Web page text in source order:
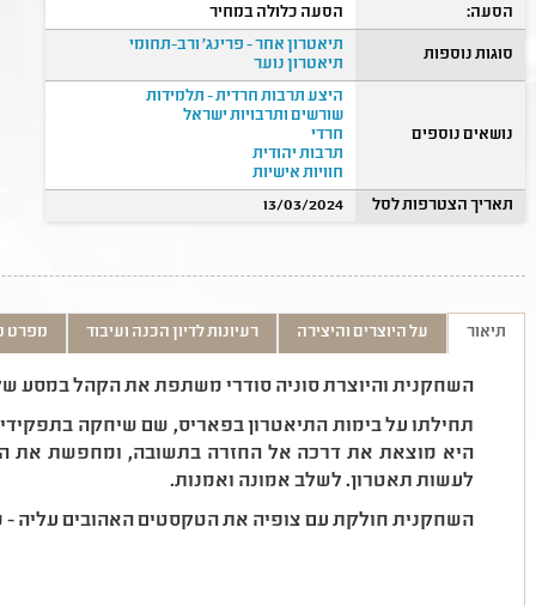
הסעה:
הסעה כלולה במחיר
סוגות נוספות
תיאטרון אחר - פרינג' ורב-תחומי
תיאטרון נוער
נושאים נוספים
היצע תרבות חרדית - תלמידות
שורשים ותרבויות ישראל
חרדי
תרבות יהודית
חוויות אישיות
תאריך הצטרפות לסל
13/03/2024
תיאור על היוצרים והיצירה רעיונות לדיון הכנה ועיבוד מפרט
השחקנית והיוצרת סוניה סודרי משתפת את הקהל במסע
תחילתו על בימות התיאטרון בפאריס, שם שיחקה
היא מוצאת את דרכה אל החזרה בתשובה, ומחפשת את
לעשות תאטרון. לשלב אמונה ואמנות.
השחקנית חולקת עם צופיה את הטקסטים האהובים עליה